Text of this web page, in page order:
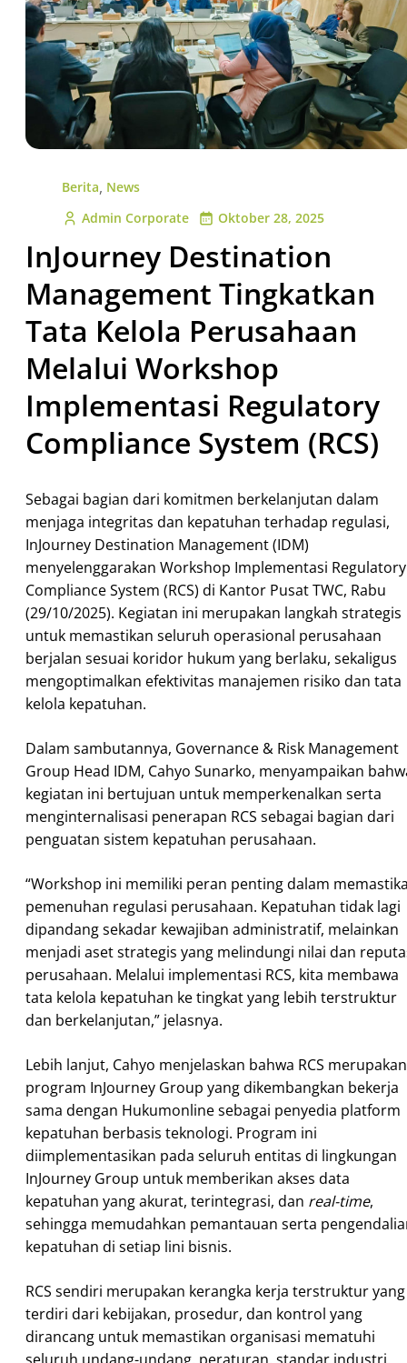
Berita, News
Admin Corporate
Oktober 28, 2025
InJourney Destination
Management Tingkatkan
Tata Kelola Perusahaan
Melalui Workshop
Implementasi Regulatory
Compliance System (RCS)
Sebagai bagian dari komitmen berkelanjutan dalam
menjaga integritas dan kepatuhan terhadap regulasi,
InJourney Destination Management (IDM)
menyelenggarakan Workshop Implementasi Regulatory
Compliance System (RCS) di Kantor Pusat TWC, Rabu
(29/10/2025). Kegiatan ini merupakan langkah strategis
untuk memastikan seluruh operasional perusahaan
berjalan sesuai koridor hukum yang berlaku, sekaligus
mengoptimalkan efektivitas manajemen risiko dan tata
kelola kepatuhan.
Dalam sambutannya, Governance & Risk Management
Group Head IDM, Cahyo Sunarko, menyampaikan
kegiatan ini bertujuan untuk memperkenalkan serta
menginternalisasi penerapan RCS sebagai bagian dari
penguatan sistem kepatuhan perusahaan.
“Workshop ini memiliki peran penting dalam
pemenuhan regulasi perusahaan. Kepatuhan tidak lagi
dipandang sekadar kewajiban administratif, melainkan
menjadi aset strategis yang melindungi nilai dan
perusahaan. Melalui implementasi RCS, kita membawa
tata kelola kepatuhan ke tingkat yang lebih terstruktur
dan berkelanjutan,” jelasnya.
Lebih lanjut, Cahyo menjelaskan bahwa RCS merupakan
program InJourney Group yang dikembangkan bekerja
sama dengan Hukumonline sebagai penyedia platform
kepatuhan berbasis teknologi. Program ini
diimplementasikan pada seluruh entitas di lingkungan
InJourney Group untuk memberikan akses data
kepatuhan yang akurat, terintegrasi, dan real-time,
sehingga memudahkan pemantauan serta
kepatuhan di setiap lini bisnis.
RCS sendiri merupakan kerangka kerja terstruktur yang
terdiri dari kebijakan, prosedur, dan kontrol yang
dirancang untuk memastikan organisasi mematuhi
seluruh undang-undang, peraturan, standar industri,